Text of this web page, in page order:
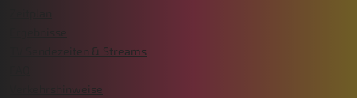
TV Sendezeiten & Streams
Verkehrshinweise